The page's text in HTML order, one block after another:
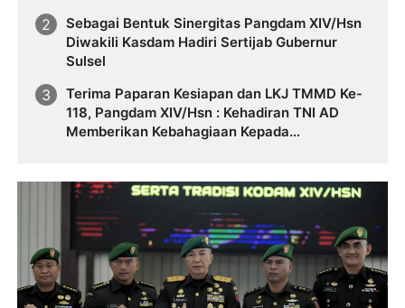
Sebagai Bentuk Sinergitas Pangdam XIV/Hsn
Diwakili Kasdam Hadiri Sertijab Gubernur
Sulsel
Terima Paparan Kesiapan dan LKJ TMMD Ke-
118, Pangdam XIV/Hsn : Kehadiran TNI AD
Memberikan Kebahagiaan Kepada